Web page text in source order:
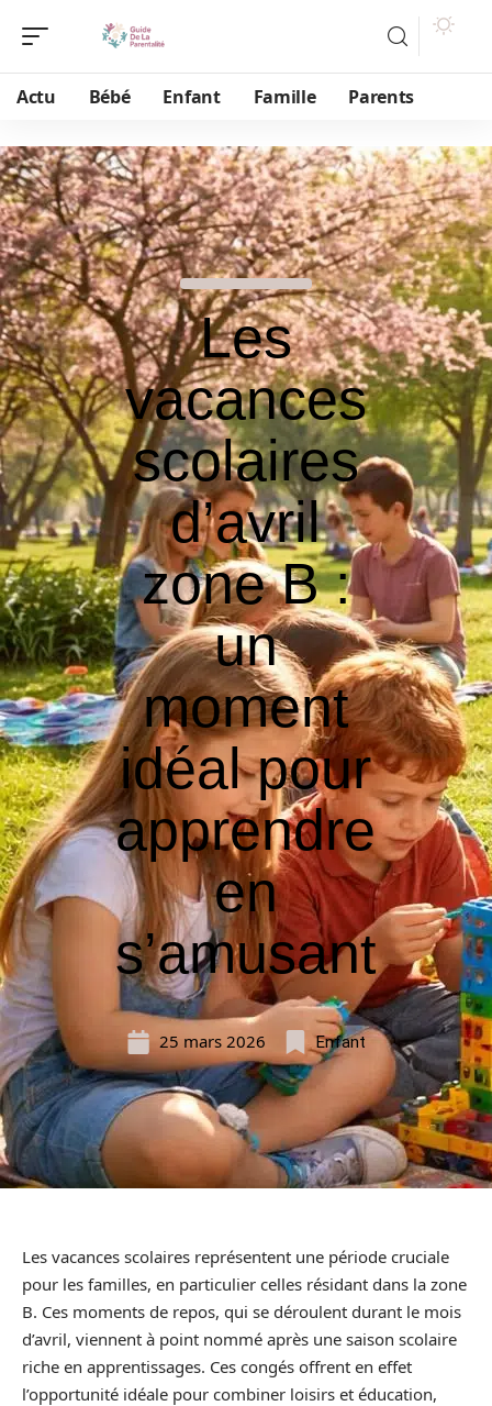
Actu Bébé Enfant Famille Parents
Les
vacances
scolaires
d’avril
zone B :
un
moment
idéal pour
apprendre
en
s’amusant
25 mars 2026 Enfant
Les vacances scolaires représentent une période cruciale
pour les familles, en particulier celles résidant dans la zone
B. Ces moments de repos, qui se déroulent durant le mois
d’avril, viennent à point nommé après une saison scolaire
riche en apprentissages. Ces congés offrent en effet
l’opportunité idéale pour combiner loisirs et éducation,